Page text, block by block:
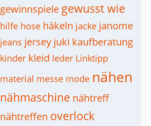
gewinnspiele gewusst wie
hilfe hose häkeln jacke janome
jeans jersey juki kaufberatung
kinder kleid leder Linktipp
material messe mode nähen
nähmaschine nähtreff
nähtreffen overlock